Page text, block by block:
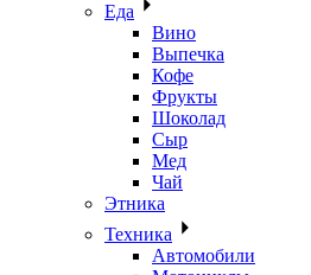
Еда
Вино
Выпечка
Кофе
Фрукты
Шоколад
Сыр
Мед
Чай
Этника
Техника
Автомобили